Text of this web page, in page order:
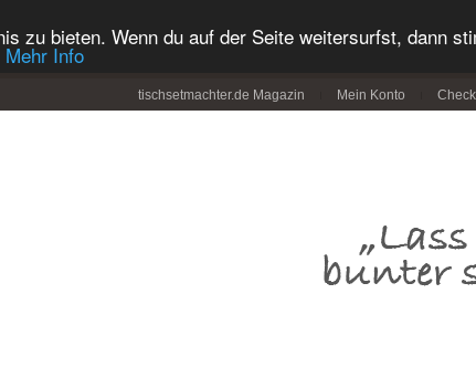
zu bieten. Wenn du auf der Seite weitersurfst, dann
Mehr Info
tischsetmachter.de Magazin Mein Konto